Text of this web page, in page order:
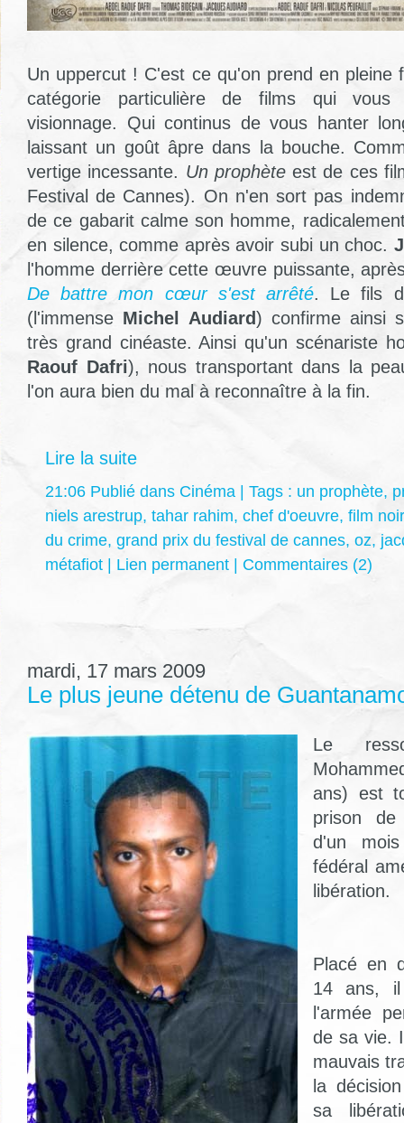
Un uppercut ! C'est ce qu'on prend en pleine
catégorie particulière de films qui vous
visionnage. Qui continus de vous hanter
laissant un goût âpre dans la bouche.
vertige incessante. Un prophèteest de ces
Festival de Cannes). On n'en sort pas
de ce gabarit calme son homme,
en silence, comme après avoir subi un choc.
l'homme derrière cette œuvre puissante,
De battre mon cœur s'est arrêté. Le fils
(l'immense Michel Audiard) confirme ainsi
très grand cinéaste. Ainsi qu'un scénariste
Raouf Dafri), nous transportant dans la
l'on aura bien du mal à reconnaître à la fin.
Lire la suite
21:06 Publié dans Cinéma | Tags : un prophète,
niels arestrup, tahar rahim, chef d'oeuvre, film noir
du crime, grand prix du festival de cannes, oz,
métafiot | Lien permanent | Commentaires (2)
mardi, 17 mars 2009
Le plus jeune détenu de
Le
ans) est
prison de
d'un
fédéral
libération.
Placé en
14 ans,
l'armée
de sa vie.
mauvais
la
sa